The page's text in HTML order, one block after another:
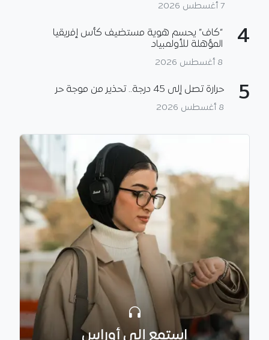
7 أغسطس 2026
4
“كاف” يحسم هوية مستضيف كأس إفريقيا
المؤهلة للأولمبياد
8 أغسطس 2026
5 حرارة تصل إلى 45 درجة.. تحذير من موجة حر
8 أغسطس 2026
استمع إلى أوراس